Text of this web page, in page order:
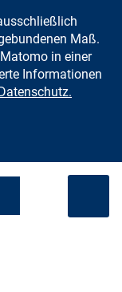
springen
Maß.
in einer
Informationen